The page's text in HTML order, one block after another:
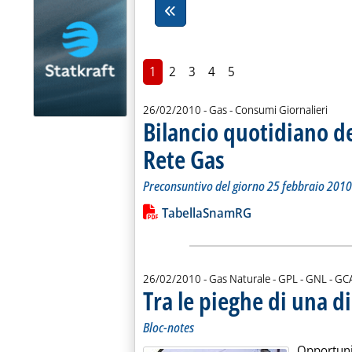
1 2 3 4 5
26/02/2010 - Gas - Consumi Giornalieri
Bilancio quotidiano
Rete Gas . Sottotitolo: Preconsuntivo del
. Pubblicata venerdì 26 febbraio
Preconsuntivo del giorno 25 febbraio 2010
Leggi tutta la notizia: 'Bilancio
Lista allegati PDF alla notizia
TabellaSnamRG
26/02/2010 - Gas Naturale - GPL - GNL -di:
Tra le pieghe di una
Bloc-notes